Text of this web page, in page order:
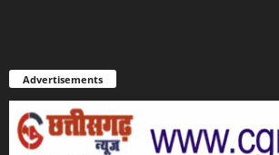
Advertisements